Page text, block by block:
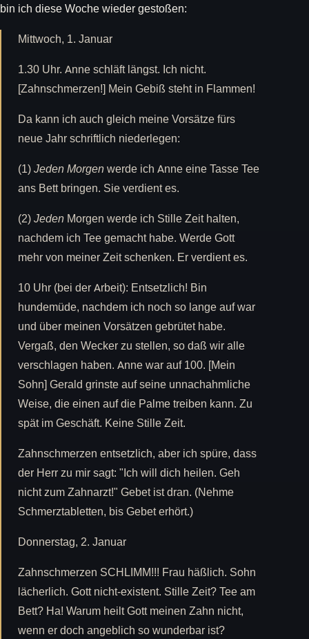
bin ich diese Woche wieder gestoßen:
Mittwoch, 1. Januar
1.30 Uhr. Anne schläft längst. Ich nicht.
[Zahnschmerzen!] Mein Gebiß steht in Flammen!
Da kann ich auch gleich meine Vorsätze fürs
neue Jahr schriftlich niederlegen:
(1)Jeden Morgenwerde ich Anne eine Tasse Tee
ans Bett bringen. Sie verdient es.
(2)Jeden Morgen werde ich Stille Zeit halten,
nachdem ich Tee gemacht habe. Werde Gott
mehr von meiner Zeit schenken. Er verdient es.
10 Uhr (bei der Arbeit): Entsetzlich! Bin
hundemüde, nachdem ich noch so lange auf war
und über meinen Vorsätzen gebrütet habe.
Vergaß, den Wecker zu stellen, so daß wir alle
verschlagen haben. Anne war auf 100. [Mein
Sohn] Gerald grinste auf seine unnachahmliche
Weise, die einen auf die Palme treiben kann. Zu
spät im Geschäft. Keine Stille Zeit.
Zahnschmerzen entsetzlich, aber ich spüre, dass
der Herr zu mir sagt: "Ich will dich heilen. Geh
nicht zum Zahnarzt!" Gebet ist dran. (Nehme
Schmerztabletten, bis Gebet erhört.)
Donnerstag, 2. Januar
Zahnschmerzen SCHLIMM!!! Frau häßlich. Sohn
lächerlich. Gott nicht-existent. Stille Zeit? Tee am
Bett? Ha! Warum heilt Gott meinen Zahn nicht,
wenn er doch angeblich so wunderbar ist?